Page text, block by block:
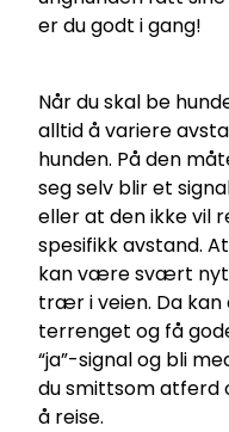
er du godt i gang!
Når du skal be
alltid å variere
hunden. På den
seg selv blir et
eller at den ikke vil
spesifikk avstand.
kan være svært
trær i veien. Da kan
terrenget og få
“ja”-signal og bli
du smittsom atferd
å reise.